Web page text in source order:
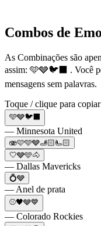
Combos de
As Combinações são
assim: 🩵🩶🐦‍⬛ . Você
mensagens sem palavras.
Toque / clique para
🩵🩶🐦‍⬛
— Minnesota United
🫨🩷🩵🩶🫸🏻🫷🏻
🤍🩶🩵🐴
— Dallas Mavericks
💍🩶
— Anel de prata
⚾🖤🩶💙
— Colorado Rockies